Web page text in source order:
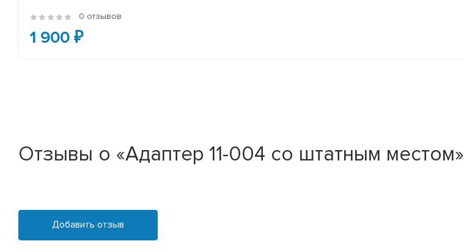
0 отзывов
1 900 ₽
Отзывы о «Адаптер 11-004 со штатным местом»
Добавить отзыв